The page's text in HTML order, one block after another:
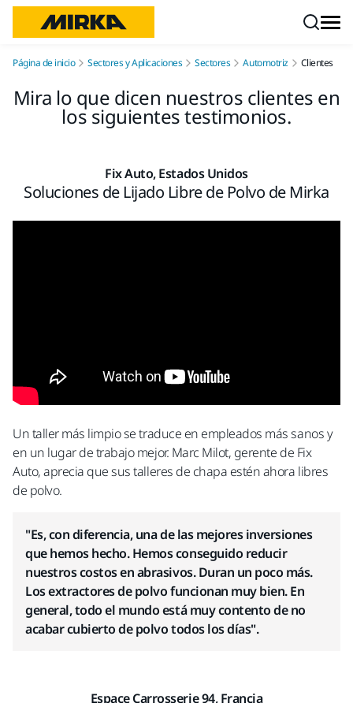
Página de inicio Sectores y Aplicaciones Sectores Automotriz Clientes
Mira lo que dicen nuestros clientes en
los siguientes testimonios.
Fix Auto, Estados Unidos
Soluciones de Lijado Libre de Polvo de Mirka
Un taller más limpio se traduce en empleados más sanos y
en un lugar de trabajo mejor. Marc Milot, gerente de Fix
Auto, aprecia que sus talleres de chapa estén ahora libres
de polvo.
"Es, con diferencia, una de las mejores inversiones
que hemos hecho. Hemos conseguido reducir
nuestros costos en abrasivos. Duran un poco más.
Los extractores de polvo funcionan muy bien. En
general, todo el mundo está muy contento de no
acabar cubierto de polvo todos los días".
Espace Carrosserie 94, Francia